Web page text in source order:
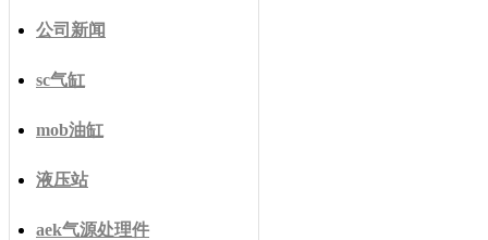
公司新闻
sc气缸
mob油缸
液压站
aek气源处理件